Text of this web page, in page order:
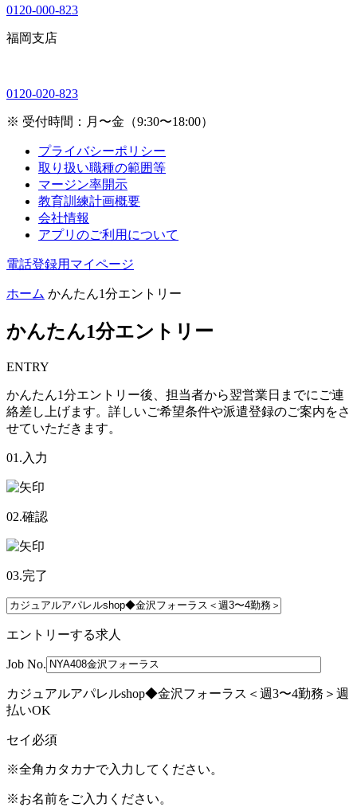
0120-000-823
福岡支店
0120-020-823
※ 受付時間：月〜金（9:30〜18:00）
プライバシーポリシー
取り扱い職種の範囲等
マージン率開示
教育訓練計画概要
会社情報
アプリのご利用について
電話登録用マイページ
ホーム かんたん1分エントリー
かんたん1分エントリー
ENTRY
かんたん1分エントリー後、担当者から翌営業日までにご連
絡差し上げます。詳しいご希望条件や派遣登録のご案内をさ
せていただきます。
01.入力
02.確認
03.完了
エントリーする求人
Job No.
カジュアルアパレルshop◆金沢フォーラス＜週3〜4勤務＞週
払いOK
セイ 必須
※全角カタカナで入力してください。
※お名前をご入力ください。